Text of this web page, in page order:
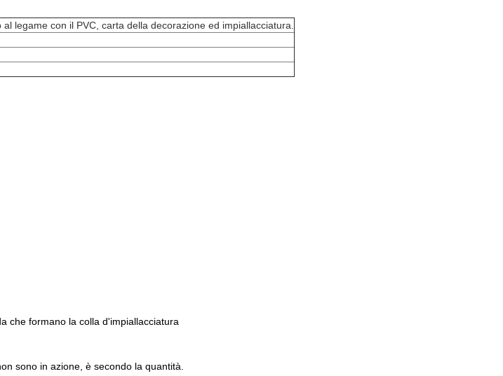
legame con il PVC, carta della decorazione ed impiallacciatura.
che formano la colla d'impiallacciatura
sono in azione, è secondo la quantità.